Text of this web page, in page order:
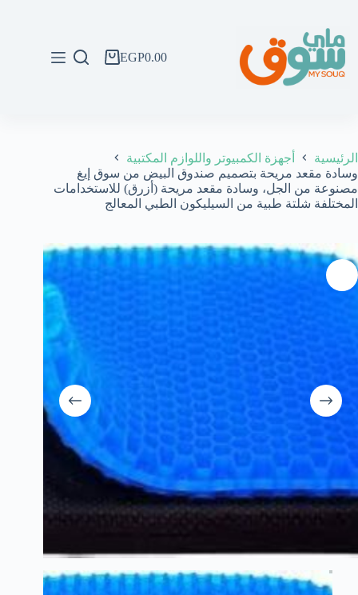
المحتوى
عربةEGP0.00
الرئيسية
أجهزة الكمبيوتر واللوازم المكتبية
وسادة مقعد مريحة بتصميم صندوق البيض من سوق إيغ
مصنوعة من الجل، وسادة مقعد مريحة (أزرق) للاستخدامات
المختلفة شلتة طبية من السيليكون الطبي المعالج